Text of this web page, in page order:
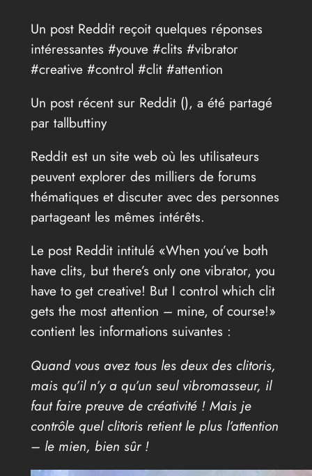
Un post Reddit reçoit quelques réponses
intéressantes #youve #clits #vibrator
#creative #control #clit #attention
Un post récent sur Reddit (), a été partagé
par tallbuttiny
Reddit est un site web où les utilisateurs
peuvent explorer des milliers de forums
thématiques et discuter avec des personnes
partageant les mêmes intérêts.
Le post Reddit intitulé «When you’ve both
have clits, but there’s only one vibrator, you
have to get creative! But I control which clit
gets the most attention – mine, of course!»
contient les informations suivantes :
Quand vous avez tous les deux des clitoris,
mais qu’il n’y a qu’un seul vibromasseur, il
faut faire preuve de créativité ! Mais je
contrôle quel clitoris retient le plus l’attention
– le mien, bien sûr !